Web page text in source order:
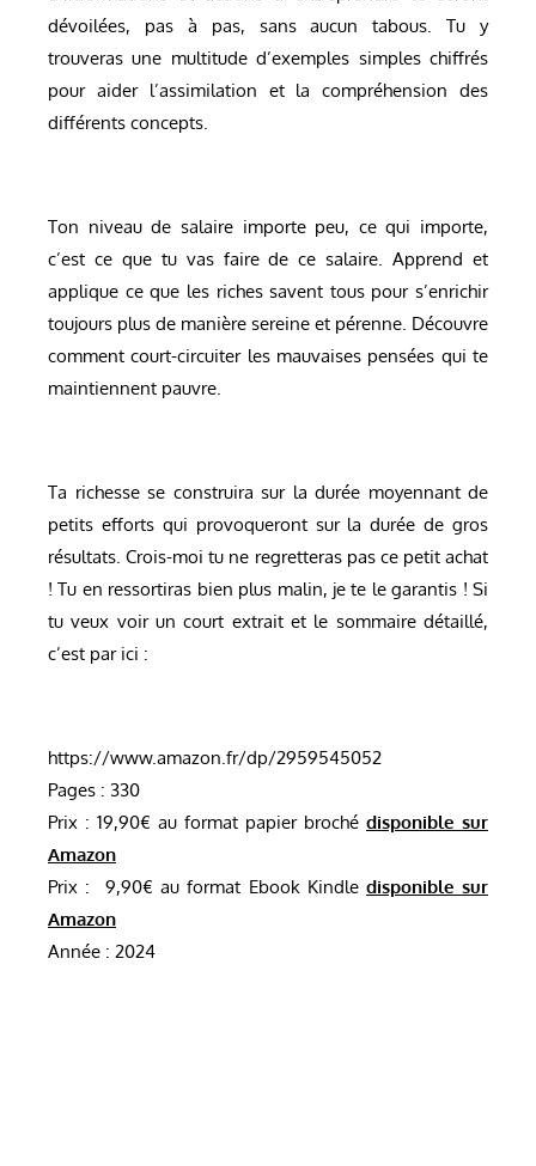
dévoilées, pas à pas, sans aucun tabous. Tu y
trouveras une multitude d’exemples simples chiffrés
pour aider l’assimilation et la compréhension des
différents concepts.
Ton niveau de salaire importe peu, ce qui importe,
c’est ce que tu vas faire de ce salaire. Apprend et
applique ce que les riches savent tous pour s’enrichir
toujours plus de manière sereine et pérenne. Découvre
comment court-circuiter les mauvaises pensées qui te
maintiennent pauvre.
Ta richesse se construira sur la durée moyennant de
petits efforts qui provoqueront sur la durée de gros
résultats. Crois-moi tu ne regretteras pas ce petit achat
! Tu en ressortiras bien plus malin, je te le garantis ! Si
tu veux voir un court extrait et le sommaire détaillé,
c’est par ici :
https://www.amazon.fr/dp/2959545052
Pages : 330
Prix : 19,90€ au format papier broché disponible sur
Amazon
Prix : 9,90€ au format Ebook Kindle disponible sur
Amazon
Année : 2024